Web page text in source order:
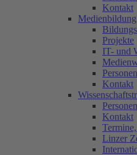
Kontakt
Medienbildung
Projekte
IT- und
Personen
Kontakt
Personen
Kontakt
Linzer